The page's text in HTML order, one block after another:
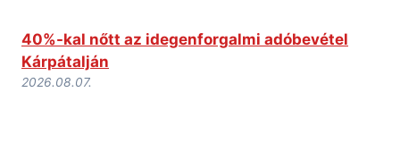
40%-kal nőtt az idegenforgalmi adóbevétel
Kárpátalján
2026.08.07.